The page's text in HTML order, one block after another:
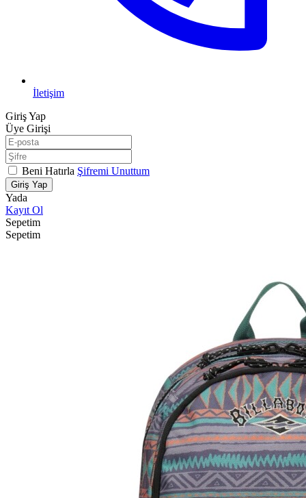
İletişim
Giriş Yap
Üye Girişi
Beni Hatırla Şifremi Unuttum
Giriş Yap
Yada
Kayıt Ol
Sepetim
Sepetim